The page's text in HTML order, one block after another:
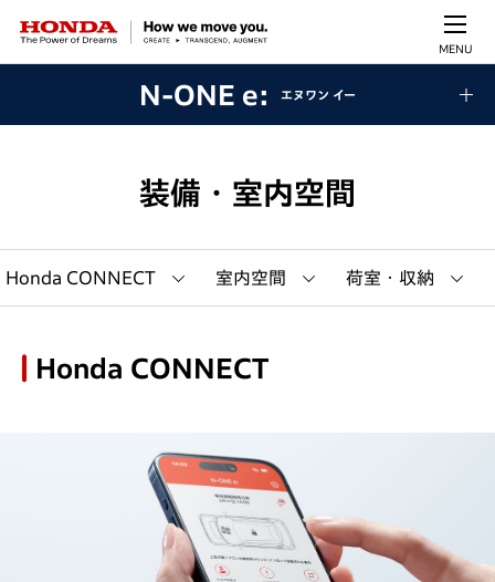
MENU
N-ONE e: エヌワン イー
装備・室内空間
Honda CONNECT 室内空間 荷室・収納
Honda CONNECT